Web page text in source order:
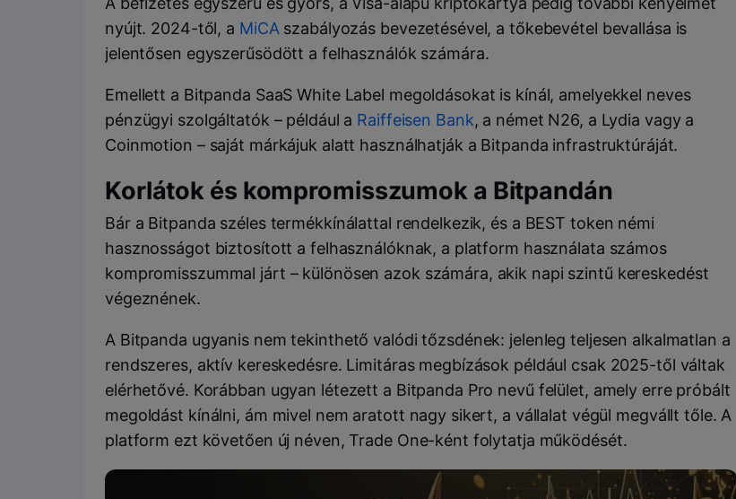
nyújt. 2024-től, a MiCAszabályozás bevezetésével, a tőkebevétel bevallása is
jelentősen egyszerűsödött a felhasználók számára.
Emellett a Bitpanda SaaS White Label megoldásokat is kínál, amelyekkel neves
pénzügyi szolgáltatók – például a Raiffeisen Bank, a német N26, a Lydia vagy a
Coinmotion – saját márkájuk alatt használhatják a Bitpanda infrastruktúráját.
Korlátok és kompromisszumok a Bitpandán
Bár a Bitpanda széles termékkínálattal rendelkezik, és a BEST token némi
hasznosságot biztosított a felhasználóknak, a platform használata számos
kompromisszummal járt – különösen azok számára, akik napi szintű kereskedést
végeznének.
A Bitpanda ugyanis nem tekinthető valódi tőzsdének: jelenleg teljesen alkalmatlan a
rendszeres, aktív kereskedésre. Limitáras megbízások például csak 2025-től váltak
elérhetővé. Korábban ugyan létezett a Bitpanda Pro nevű felület, amely erre próbált
megoldást kínálni, ám mivel nem aratott nagy sikert, a vállalat végül megvállt tőle. A
platform ezt követően új néven, Trade One-ként folytatja működését.